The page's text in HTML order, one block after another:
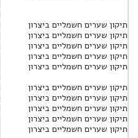
תיקון שערים חשמליים ביצרון
תיקון שערים חשמליים ביצרון
תיקון שערים חשמליים ביצרון
תיקון שערים חשמליים ביצרון
תיקון שערים חשמליים ביצרון
תיקון שערים חשמליים ביצרון
תיקון שערים חשמליים ביצרון
תיקון שערים חשמליים ביצרון
תיקון שערים חשמליים ביצרון
תיקון שערים חשמליים ביצרון